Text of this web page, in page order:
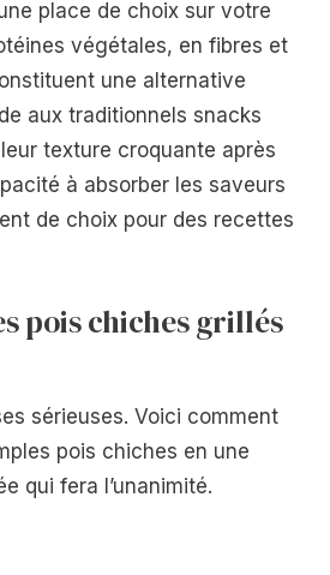
place de choix sur votre
végétales, en fibres et
une alternative
aux traditionnels snacks
texture croquante après
à absorber les saveurs
de choix pour des recettes
pois chiches grillés
sérieuses. Voici comment
pois chiches en une
qui fera l’unanimité.